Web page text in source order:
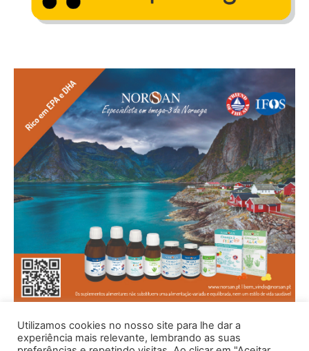
Utilizamos cookies no nosso site para lhe dar a
experiência mais relevante, lembrando as suas